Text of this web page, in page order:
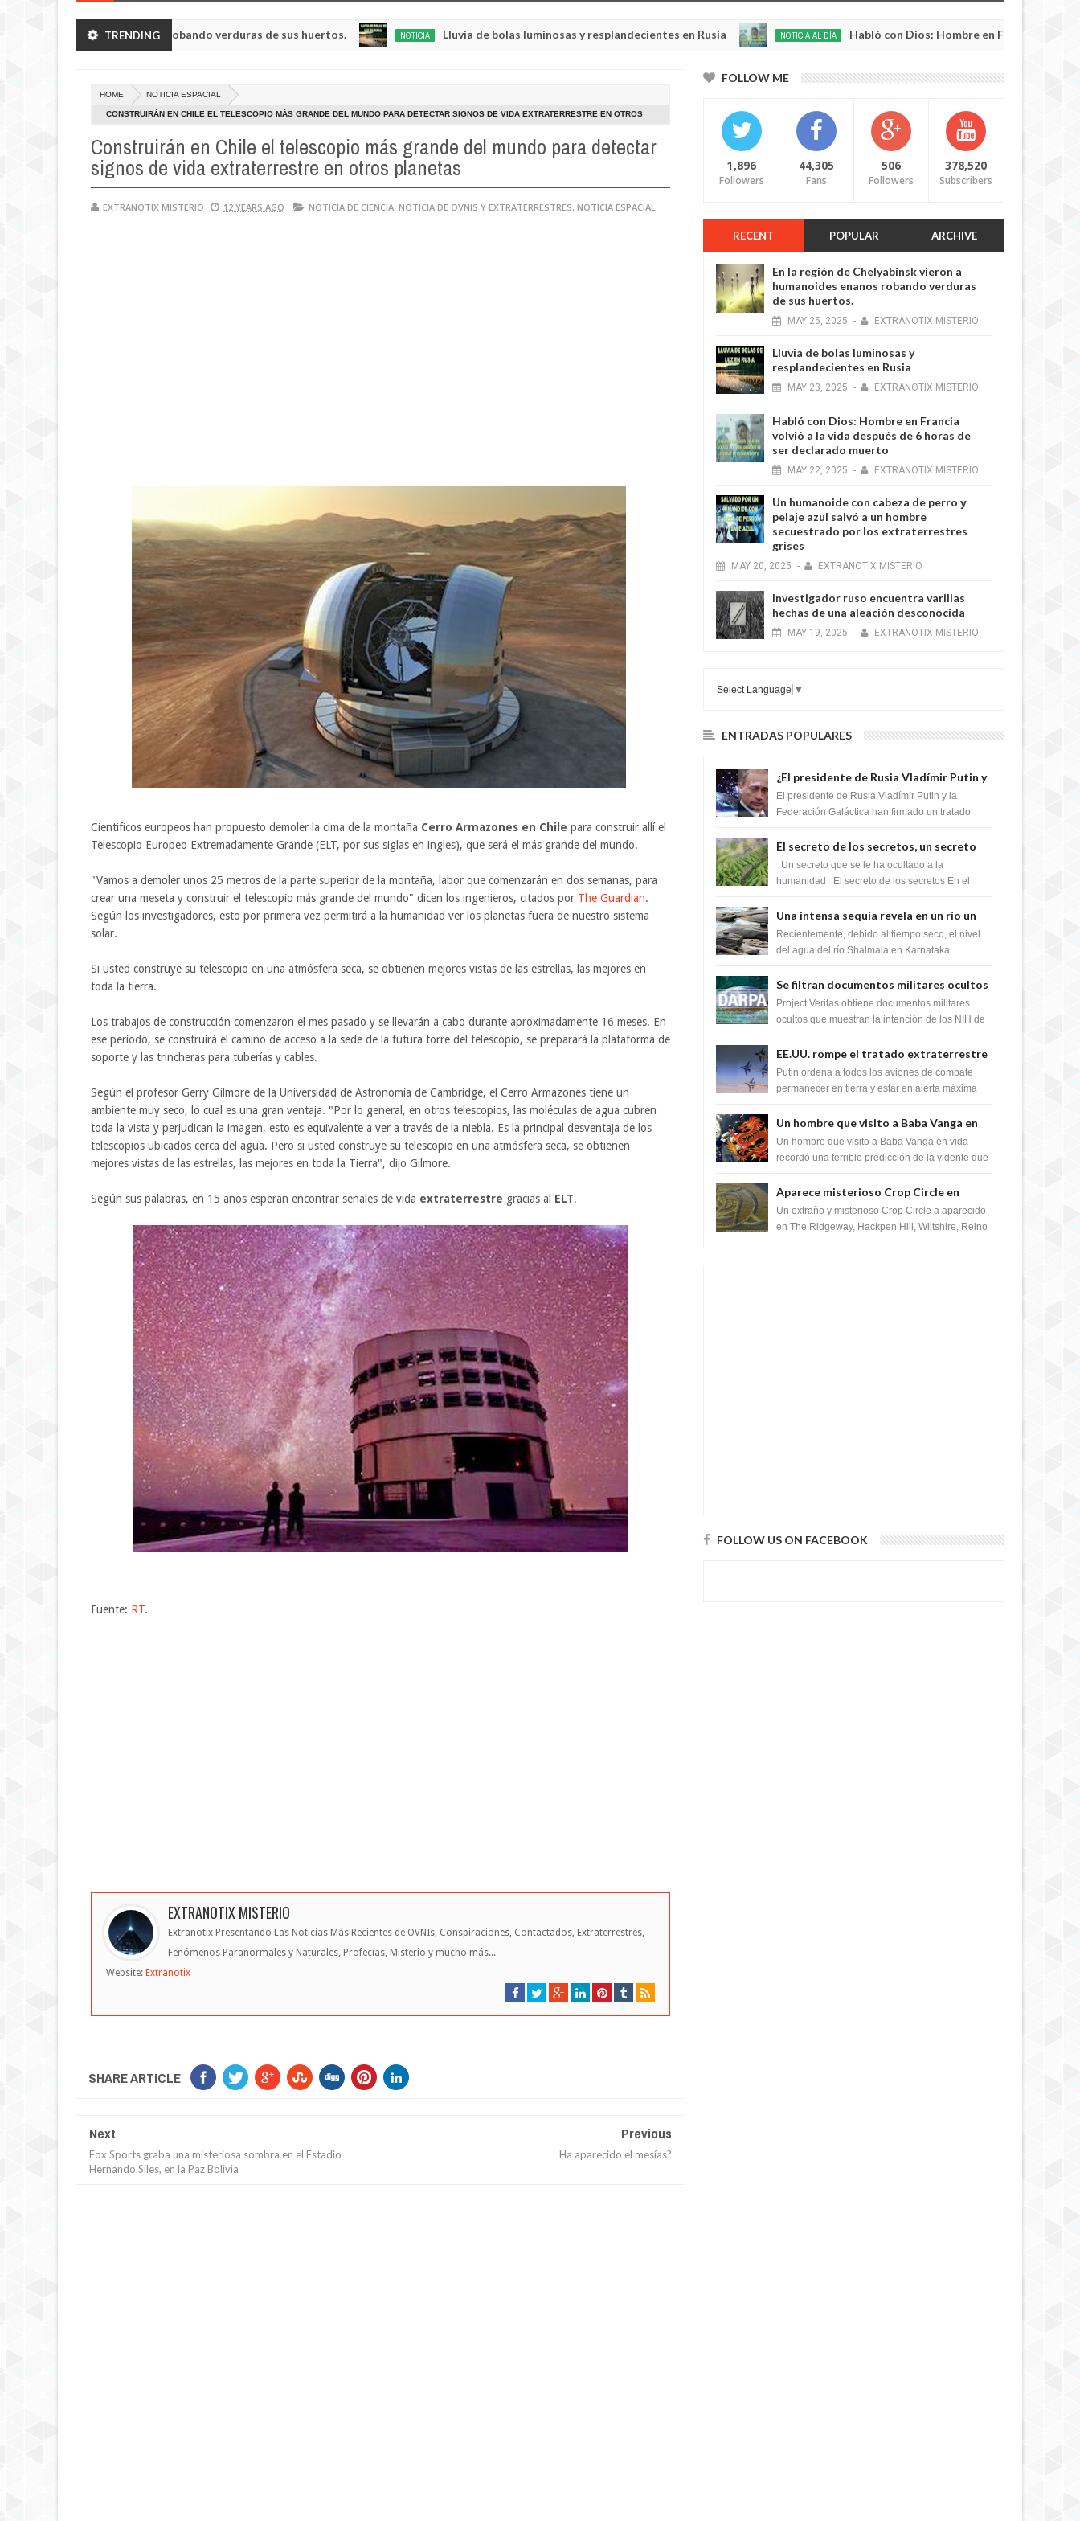
TRENDING
humanoides enanos robando verduras de sus huertos. NOTICIA Lluvia de bolas luminosas y resplandecientes en Rusia
20250
NOTICIA AL DÍA Habló con Dios: Hombre en Francia volvió a la vida
HOME NOTICIA ESPACIAL
CONSTRUIRÁN EN CHILE EL TELESCOPIO MÁS GRANDE DEL MUNDO PARA DETECTAR SIGNOS DE VIDA EXTRATERRESTRE EN OTROS
Construirán en Chile el telescopio más grande del mundo para detectar
signos de vida extraterrestre en otros planetas
EXTRANOTIX MISTERIO 12 YEARS AGO NOTICIA DE CIENCIA, NOTICIA DE OVNIS Y EXTRATERRESTRES, NOTICIA ESPACIAL
Cientificos europeos han propuesto demoler la cima de la montaña Cerro Armazones en Chile para construir allí el
Telescopio Europeo Extremadamente Grande (ELT, por sus siglas en ingles), que será el más grande del mundo.
"Vamos a demoler unos 25 metros de la parte superior de la montaña, labor que comenzarán en dos semanas, para
crear una meseta y construir el telescopio más grande del mundo" dicen los ingenieros, citados por The Guardian.
Según los investigadores, esto por primera vez permitirá a la humanidad ver los planetas fuera de nuestro sistema
solar.
Si usted construye su telescopio en una atmósfera seca, se obtienen mejores vistas de las estrellas, las mejores en
toda la tierra.
Los trabajos de construcción comenzaron el mes pasado y se llevarán a cabo durante aproximadamente 16 meses. En
ese período, se construirá el camino de acceso a la sede de la futura torre del telescopio, se preparará la plataforma de
soporte y las trincheras para tuberías y cables.
Según el profesor Gerry Gilmore de la Universidad de Astronomía de Cambridge, el Cerro Armazones tiene un
ambiente muy seco, lo cual es una gran ventaja. "Por lo general, en otros telescopios, las moléculas de agua cubren
toda la vista y perjudican la imagen, esto es equivalente a ver a través de la niebla. Es la principal desventaja de los
telescopios ubicados cerca del agua. Pero si usted construye su telescopio en una atmósfera seca, se obtienen
mejores vistas de las estrellas, las mejores en toda la Tierra", dijo Gilmore.
Según sus palabras, en 15 años esperan encontrar señales de vida extraterrestre gracias al ELT.
Fuente: RT.
EXTRANOTIX MISTERIO
Extranotix Presentando Las Noticias Más Recientes de OVNIs, Conspiraciones, Contactados, Extraterrestres,
Fenómenos Paranormales y Naturales, Profecías, Misterio y mucho más...
Website: Extranotix
SHARE ARTICLE
Next
Fox Sports graba una misteriosa sombra en el Estadio
Hernando Siles, en la Paz Bolivia
Previous
Ha aparecido el mesías?
FOLLOW ME
1,896
Followers
44,305
Fans
506
Followers
378,520
Subscribers
RECENT POPULAR ARCHIVE
En la región de Chelyabinsk vieron a
humanoides enanos robando verduras
de sus huertos.
MAY 25, 2025 - EXTRANOTIX MISTERIO
Lluvia de bolas luminosas y
resplandecientes en Rusia
MAY 23, 2025 - EXTRANOTIX MISTERIO
Habló con Dios: Hombre en Francia
volvió a la vida después de 6 horas de
ser declarado muerto
MAY 22, 2025 - EXTRANOTIX MISTERIO
Un humanoide con cabeza de perro у
pelaje azul salvó a un hombre
secuestrado por los extraterrestres
grises
MAY 20, 2025 - EXTRANOTIX MISTERIO
Investigador ruso encuentra varillas
hechas de una aleación desconocida
MAY 19, 2025 - EXTRANOTIX MISTERIO
Select Language ▼
ENTRADAS POPULARES
¿El presidente de Rusia Vladímir Putin y
la Federación Galactica han firmado un
tratado para acabar con los Sionistas?
El presidente de Rusia Vladímir Putin y la
Federación Galáctica han firmado un tratado
Si...
El secreto de los secretos, un secreto
que cambiaría por completo el destino
de la humanidad
Un secreto que se le ha ocultado a la
humanidad El secreto de los secretos En el
m...
Una intensa sequía revela en un río un
impresionante hallazgo de miles de
Shiva Lingas
Recientemente, debido al tiempo seco, el nivel
del agua del río Shalmala en Karnataka
Shiv...
Se filtran documentos militares ocultos
que muestran la intención de los NIH de
crear el SARS-CoV-2, utilizando la
Project Veritas obtiene documentos militares
ocultos que muestran la intención de los NIH de
EE.UU. rompe el tratado extraterrestre
y se prepara para destruir el misterioso
satélite "Caballero Negro"
Putin ordena a todos los aviones de combate
permanecer en tierra y estar en alerta máxima
el ...
Un hombre que visito a Baba Vanga en
vida recordó la terrible predicción de la
vidente para febrero de 2022.
Un hombre que visito a Baba Vanga en vida
recordó una terrible predicción de la vidente que
pron...
Aparece misterioso Crop Circle en
Reino Unido 23 de junio 2016
Un extraño y misterioso Crop Circle a aparecido
en The Ridgeway, Hackpen Hill, Wiltshire, Reino
FOLLOW US ON FACEBOOK